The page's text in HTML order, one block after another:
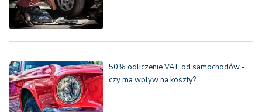
50% odliczenie VAT od samochodów -
czy ma wpływ na koszty?